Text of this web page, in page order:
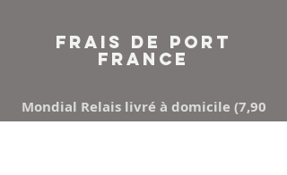
FRAIS DE PORT
FRANCE
Mondial Relais livré à domicile (7,90
€)